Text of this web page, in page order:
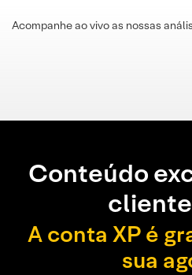
Acompanhe ao vivo as nossas
Conteúdo
A conta XP é
sua